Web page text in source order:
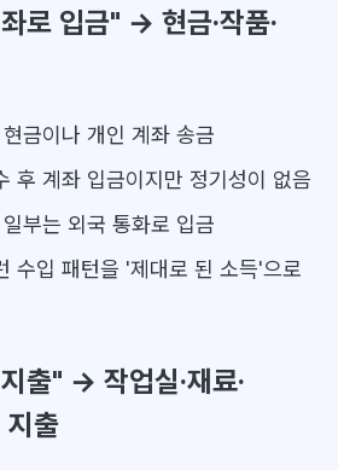
로 입금" → 현금·작품·
금이나 개인 계좌 송금
후 계좌 입금이지만 정기성이 없음
부는 외국 통화로 입금
수입 패턴을 '제대로 된 소득'으로
출" → 작업실·재료·
지출